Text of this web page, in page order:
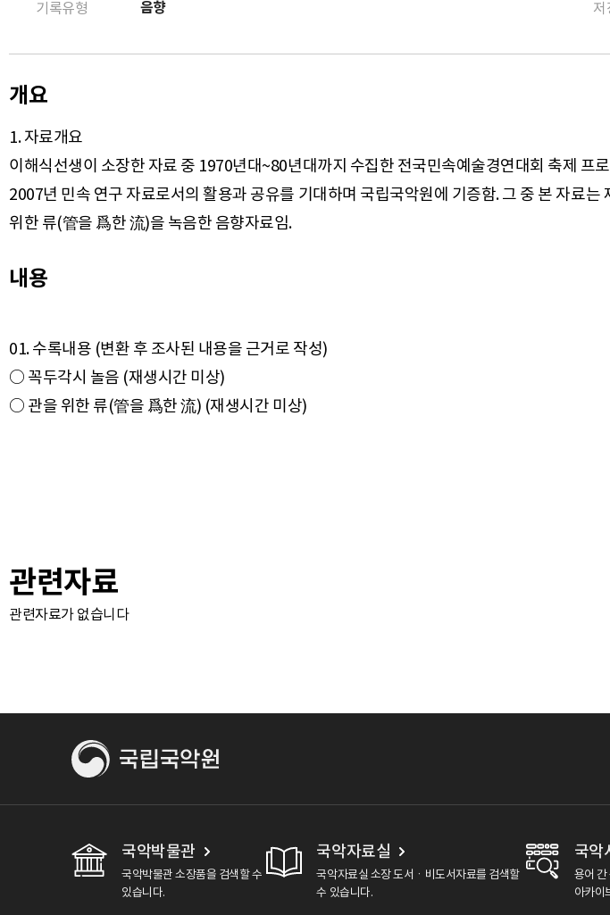
기록유형 음향 저
개요
1. 자료개요
이해식선생이 소장한 자료 중 1970년대~80년대까지 수집한 전국민속예술경연대회 축제 프
2007년 민속 연구 자료로서의 활용과 공유를 기대하며 국립국악원에 기증함. 그 중 본 자료
위한 류(管을 爲한 流)을 녹음한 음향자료임.
내용
01. 수록내용 (변환 후 조사된 내용을 근거로 작성)
○ 꼭두각시 놀음 (재생시간 미상)
관련자료
관련자료가 없습니다
국악박물관
국악박물관 소장품을 검색할 수
있습니다.
국악자료실
국악자료실 소장 도서ㆍ비도서자료를 검색할
수 있습니다.
국악
용어
아카이